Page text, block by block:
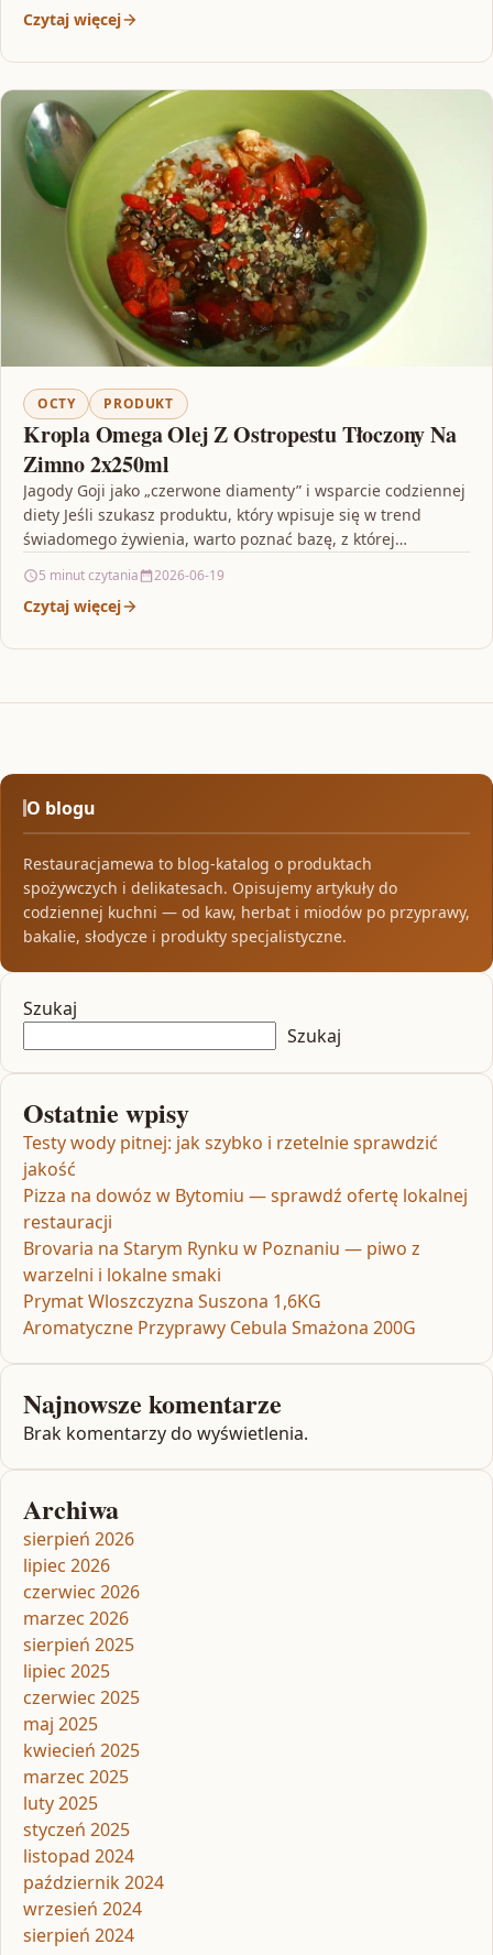
Czytaj więcej
OCTY PRODUKT
Kropla Omega Olej Z Ostropestu Tłoczony Na
Zimno 2x250ml
Jagody Goji jako „czerwone diamenty” i wsparcie codziennej
diety Jeśli szukasz produktu, który wpisuje się w trend
świadomego żywienia, warto poznać bazę, z której…
5 minut czytania 2026-06-19
Czytaj więcej
O blogu
Restauracjamewa to blog-katalog o produktach
spożywczych i delikatesach. Opisujemy artykuły do
codziennej kuchni — od kaw, herbat i miodów po przyprawy,
bakalie, słodycze i produkty specjalistyczne.
Szukaj
Szukaj
Ostatnie wpisy
Testy wody pitnej: jak szybko i rzetelnie sprawdzić
jakość
Pizza na dowóz w Bytomiu — sprawdź ofertę lokalnej
restauracji
Brovaria na Starym Rynku w Poznaniu — piwo z
warzelni i lokalne smaki
Prymat Wloszczyzna Suszona 1,6KG
Aromatyczne Przyprawy Cebula Smażona 200G
Najnowsze komentarze
Brak komentarzy do wyświetlenia.
Archiwa
sierpień 2026
lipiec 2026
czerwiec 2026
marzec 2026
sierpień 2025
lipiec 2025
czerwiec 2025
maj 2025
kwiecień 2025
marzec 2025
luty 2025
styczeń 2025
listopad 2024
październik 2024
wrzesień 2024
sierpień 2024